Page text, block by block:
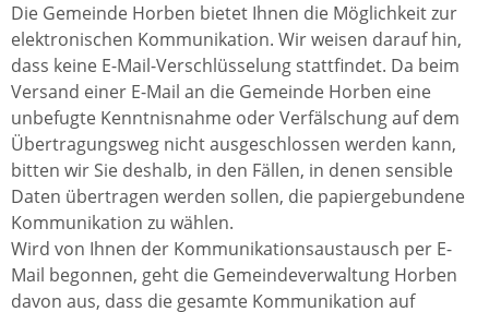
Die Gemeinde Horben bietet Ihnen die Möglichkeit zur
elektronischen Kommunikation. Wir weisen darauf hin,
dass keine E-Mail-Verschlüsselung stattfindet. Da beim
Versand einer E-Mail an die Gemeinde Horben eine
unbefugte Kenntnisnahme oder Verfälschung auf dem
Übertragungsweg nicht ausgeschlossen werden kann,
bitten wir Sie deshalb, in den Fällen, in denen sensible
Daten übertragen werden sollen, die papiergebundene
Kommunikation zu wählen.
Wird von Ihnen der Kommunikationsaustausch per E-
Mail begonnen, geht die Gemeindeverwaltung Horben
davon aus, dass die gesamte Kommunikation auf